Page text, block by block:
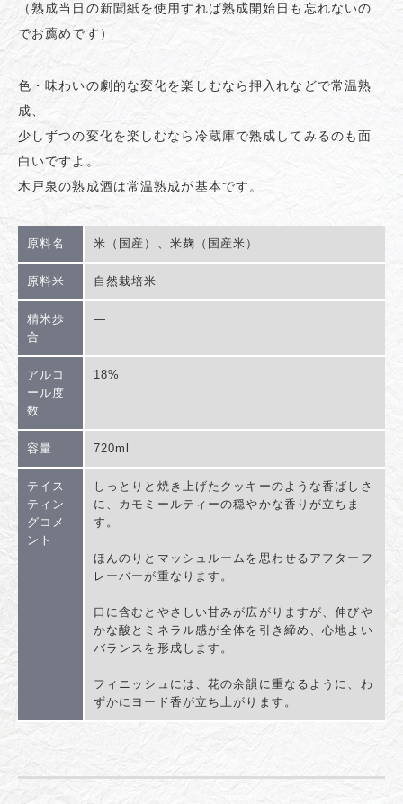
（熟成当日の新聞紙を使用すれば熟成開始日も忘れないの
でお薦めです）
色・味わいの劇的な変化を楽しむなら押入れなどで常温熟
成、
少しずつの変化を楽しむなら冷蔵庫で熟成してみるのも面
白いですよ。
木戸泉の熟成酒は常温熟成が基本です。
原料名 米（国産）、米麹（国産米）
原料米 自然栽培米
精米歩
合
―
アルコ
ール度
数
18%
容量 720ml
テイス
ティン
グコメ
ント
しっとりと焼き上げたクッキーのような香ばしさ
に、カモミールティーの穏やかな香りが立ちま
す。
ほんのりとマッシュルームを思わせるアフターフ
レーバーが重なります。
口に含むとやさしい甘みが広がりますが、伸びや
かな酸とミネラル感が全体を引き締め、心地よい
バランスを形成します。
フィニッシュには、花の余韻に重なるように、わ
ずかにヨード香が立ち上がります。